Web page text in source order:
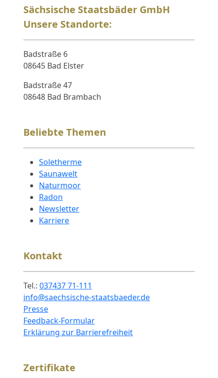
Sächsische Staatsbäder GmbH
Unsere Standorte:
Badstraße 6
08645 Bad Elster
Badstraße 47
08648 Bad Brambach
Beliebte Themen
Soletherme
Saunawelt
Naturmoor
Radon
Newsletter
Karriere
Kontakt
Tel.: 037437 71-111
info@saechsische-staatsbaeder.de
Presse
Feedback-Formular
Erklärung zur Barrierefreiheit
Zertifikate